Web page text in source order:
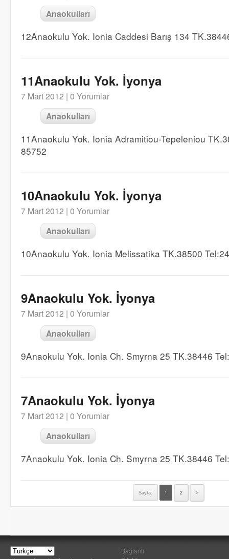
Anaokulları
12Anaokulu Yok. Ionia Caddesi Barış 134
11Anaokulu Yok. İyonya
7 Mart 2012 | 0 Yorumlar
Anaokulları
11Anaokulu Yok. Ionia Adramitiou-Tepeleniou
85752
10Anaokulu Yok. İyonya
7 Mart 2012 | 0 Yorumlar
Anaokulları
10Anaokulu Yok. Ionia Melissatika TK.38500
9Anaokulu Yok. İyonya
7 Mart 2012 | 0 Yorumlar
Anaokulları
9Anaokulu Yok. Ionia Ch. Smyrna 25 TK.38446
7Anaokulu Yok. İyonya
7 Mart 2012 | 0 Yorumlar
Anaokulları
7Anaokulu Yok. Ionia Ch. Smyrna 25 TK.38446
Sayfa: 1 2 >
Bağlantı